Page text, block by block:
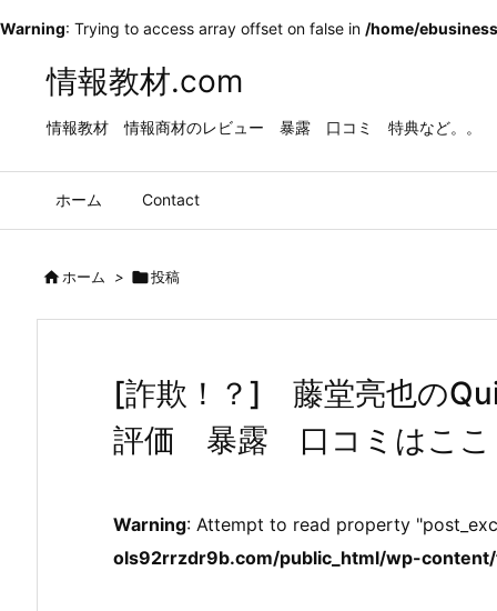
Warning: Trying to access array offset on false in /home/
情報教材.com
情報教材 情報商材のレビュー 暴露 口コミ 特典など。。
ホーム Contact
ホーム > 投稿
[詐欺！？] 藤堂亮也の
評価 暴露 口コミはここ
Warning: Attempt to read property
ols92rrzdr9b.com/public_html/wp-